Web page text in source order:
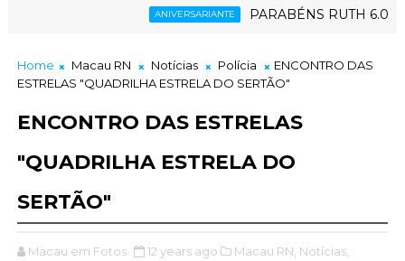
ANIVERSARIANTE PARABÉNS RUTH 6.0
Home Macau RN Notícias Polícia
ENCONTRO DAS
ESTRELAS "QUADRILHA ESTRELA DO SERTÃO"
ENCONTRO DAS ESTRELAS
"QUADRILHA ESTRELA DO
SERTÃO"
Macau em Fotos 12 years ago Macau RN, Notícias,